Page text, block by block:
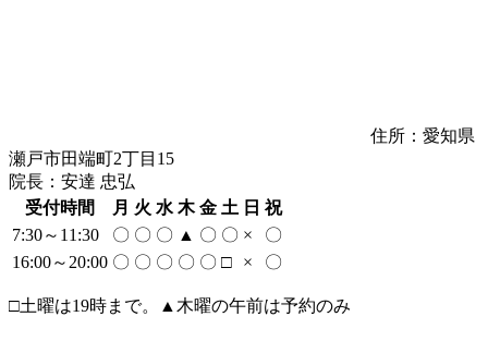
住所：愛知県
瀬戸市田端町2丁目15
院長：安達 忠弘
受付時間
月 火 水 木 金 土 日 祝
7:30～11:30
〇 〇 〇 ▲ 〇 〇 ×
〇
16:00～20:00 〇 〇 〇 〇 〇 □ × 〇
□土曜は19時まで。▲木曜の午前は予約のみ